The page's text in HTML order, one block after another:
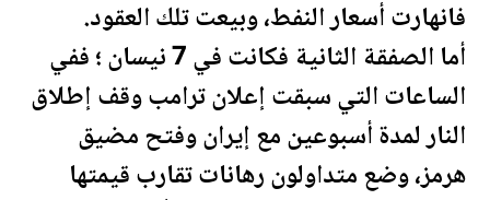
فانهارت أسعارالنفط، وبيعت تلك العقود.
أما الصفقة الثانية فكانت في 7
نيسان؛ ففي
الساعات التي سبقت إعلانترامبوقف إطلاق
النار لمدة أسبوعين مع إيران وفتح مضيق
هرمز، وضع متداولون رهانات تقارب قيمتها